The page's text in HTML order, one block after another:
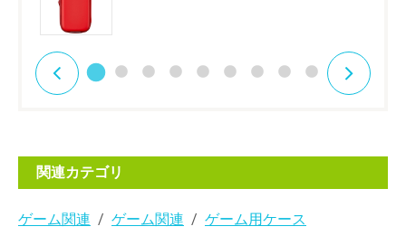
関連カテゴリ
ゲーム関連 ゲーム関連 ゲーム用ケース